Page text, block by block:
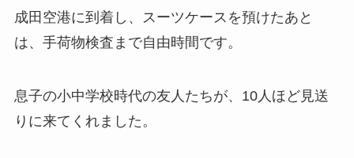
成田空港に到着し、スーツケースを預けたあと
は、手荷物検査まで自由時間です。
息子の小中学校時代の友人たちが、10人ほど見送
りに来てくれました。